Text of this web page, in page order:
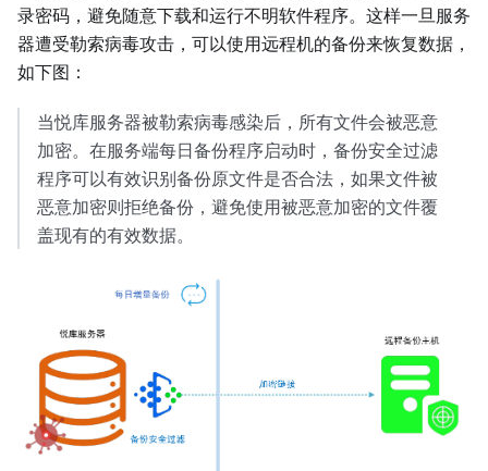
录密码，避免随意下载和运行不明软件程序。这样一旦服务
器遭受勒索病毒攻击，可以使用远程机的备份来恢复数据，
如下图：
当悦库服务器被勒索病毒感染后，所有文件会被恶意
加密。在服务端每日备份程序启动时，备份安全过滤
程序可以有效识别备份原文件是否合法，如果文件被
恶意加密则拒绝备份，避免使用被恶意加密的文件覆
盖现有的有效数据。